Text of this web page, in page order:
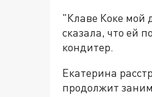
"Клаве Коке мой
сказала, что ей
кондитер.
Екатерина
продолжит